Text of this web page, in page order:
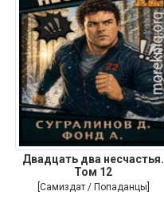
Двадцать два несчастья.
Том 12
[Самиздат / Попаданцы]